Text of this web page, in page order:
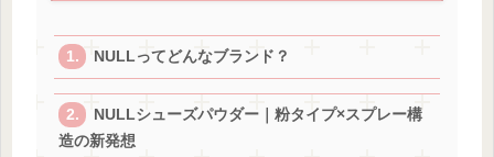
NULLってどんなブランド？
NULLシューズパウダー｜粉タイプ×スプレー構
造の新発想